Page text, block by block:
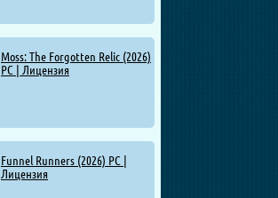
Moss: The Forgotten Relic (2026)
PC | Лицензия
Funnel Runners (2026) PC |
Лицензия